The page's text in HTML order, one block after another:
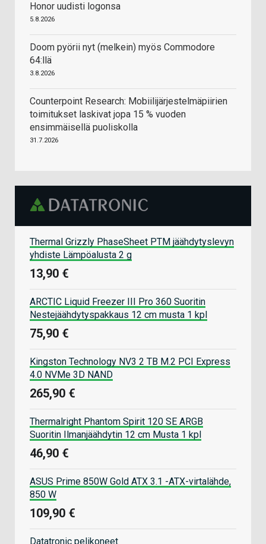
Honor uudisti logonsa
5.8.2026
Doom pyörii nyt (melkein) myös Commodore
64:llä
3.8.2026
Counterpoint Research: Mobiilijärjestelmäpiirien
toimitukset laskivat jopa 15 % vuoden
ensimmäisellä puoliskolla
31.7.2026
Thermal Grizzly PhaseSheet PTM jäähdytyslevyn
yhdiste Lämpöalusta 2 g
13,90 €
ARCTIC Liquid Freezer III Pro 360 Suoritin
Nestejäähdytyspakkaus 12 cm musta 1 kpl
75,90 €
Kingston Technology NV3 2 TB M.2 PCI Express
4.0 NVMe 3D NAND
265,90 €
Thermalright Phantom Spirit 120 SE ARGB
Suoritin Ilmanjäähdytin 12 cm Musta 1 kpl
46,90 €
ASUS Prime 850W Gold ATX 3.1 -ATX-virtalähde,
850 W
109,90 €
Datatronic pelikoneet